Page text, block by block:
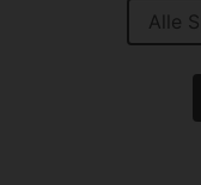
Alle